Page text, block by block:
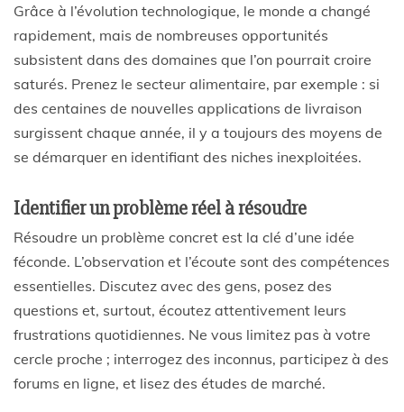
Grâce à l’évolution technologique, le monde a changé
rapidement, mais de nombreuses opportunités
subsistent dans des domaines que l’on pourrait croire
saturés. Prenez le secteur alimentaire, par exemple : si
des centaines de nouvelles applications de livraison
surgissent chaque année, il y a toujours des moyens de
se démarquer en identifiant des niches inexploitées.
Identifier un problème réel à résoudre
Résoudre un problème concret est la clé d’une idée
féconde. L’observation et l’écoute sont des compétences
essentielles. Discutez avec des gens, posez des
questions et, surtout, écoutez attentivement leurs
frustrations quotidiennes. Ne vous limitez pas à votre
cercle proche ; interrogez des inconnus, participez à des
forums en ligne, et lisez des études de marché.